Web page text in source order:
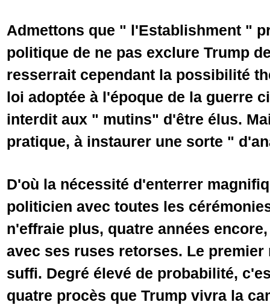
Admettons que " l'Establishment "
politique de ne pas exclure Trump
resserrait cependant la possibilité
loi adoptée à l'époque de la guerre
interdit aux " mutins" d'être élus.
pratique, à instaurer une sorte "
D'où la nécessité d'enterrer
politicien avec toutes les
n'effraie plus, quatre années
avec ses ruses retorses. Le premier
suffi. Degré élevé de probabilité,
quatre procès que Trump vivra la